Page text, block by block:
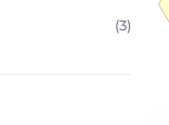
(3)